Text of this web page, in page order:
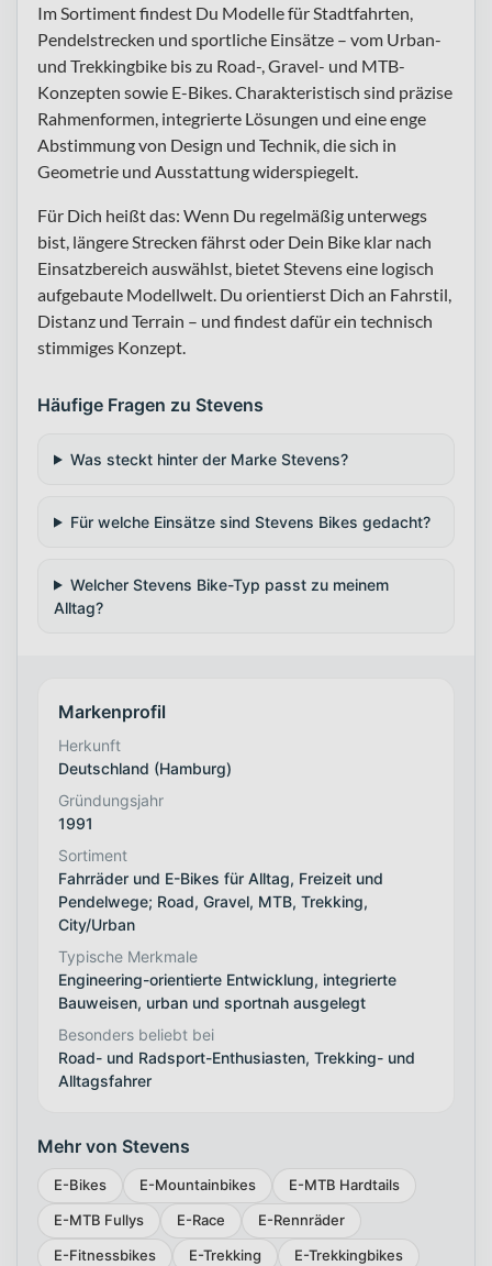
Im Sortiment findest Du Modelle für Stadtfahrten,
Pendelstrecken und sportliche Einsätze – vom Urban-
und Trekkingbike bis zu Road-, Gravel- und MTB-
Konzepten sowie E-Bikes. Charakteristisch sind präzise
Rahmenformen, integrierte Lösungen und eine enge
Abstimmung von Design und Technik, die sich in
Geometrie und Ausstattung widerspiegelt.
Für Dich heißt das: Wenn Du regelmäßig unterwegs
bist, längere Strecken fährst oder Dein Bike klar nach
Einsatzbereich auswählst, bietet Stevens eine logisch
aufgebaute Modellwelt. Du orientierst Dich an Fahrstil,
Distanz und Terrain – und findest dafür ein technisch
stimmiges Konzept.
Häufige Fragen zu Stevens
Was steckt hinter der Marke Stevens?
Für welche Einsätze sind Stevens Bikes gedacht?
Welcher Stevens Bike-Typ passt zu meinem
Alltag?
Markenprofil
Herkunft
Deutschland (Hamburg)
Gründungsjahr
1991
Sortiment
Fahrräder und E-Bikes für Alltag, Freizeit und
Pendelwege; Road, Gravel, MTB, Trekking,
City/Urban
Typische Merkmale
Engineering-orientierte Entwicklung, integrierte
Bauweisen, urban und sportnah ausgelegt
Besonders beliebt bei
Road- und Radsport-Enthusiasten, Trekking- und
Alltagsfahrer
Mehr von Stevens
E-Bikes E-Mountainbikes
E-MTB Hardtails
E-MTB Fullys
E-Race
E-Rennräder
E-Fitnessbikes
E-Trekking
E-Trekkingbikes